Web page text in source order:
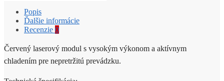
Popis
Ďalšie informácie
Recenzie 0
Červený laserový modul s vysokým výkonom a aktívnym
chladením pre nepretržitú prevádzku.